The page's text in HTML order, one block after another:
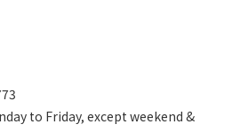
to Friday, except weekend &